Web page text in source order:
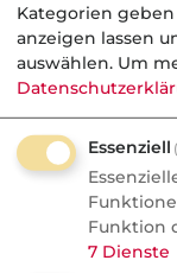
Nachrichten
KI bei SI:
geordnet
Signal Iduna
bestehende
Kategorien
anzeigen lassen
auswählen. Um
Essenziell
Funktion
7 Dienste